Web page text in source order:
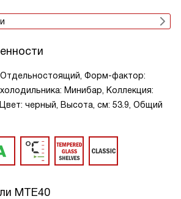
Отдельностоящий, Форм-фактор:
Минибар, Коллекция:
черный, Высота, см: 53.9, Общий
MTE40